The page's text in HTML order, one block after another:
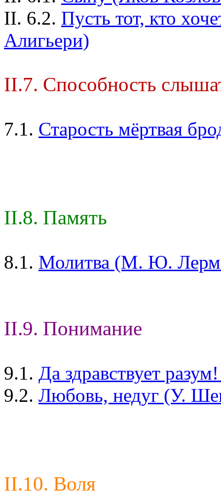
II. 6.2. Пусть тот, кто
Алигьери)
II.7. Способность
7.1. Старость мёртвая
II.8. Память
8.1. Молитва (М. Ю.
II.9. Понимание
9.1. Да здравствует
9.2. Любовь, недуг (У.
II.10. Воля